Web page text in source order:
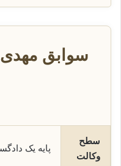
سوابق مهدی
سطح
وکالت
پایه یک